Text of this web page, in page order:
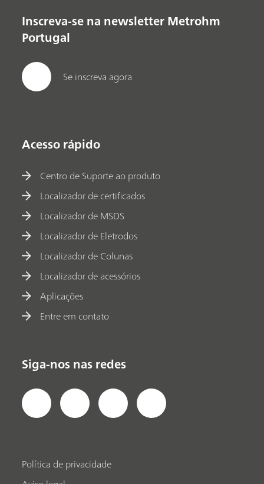
Inscreva-se na newsletter Metrohm
Portugal
Se inscreva agora
Acesso rápido
Centro de Suporte ao produto
Localizador de certificados
Localizador de MSDS
Localizador de Eletrodos
Localizador de Colunas
Localizador de acessórios
Aplicações
Entre em contato
Siga-nos nas redes
Política de privacidade